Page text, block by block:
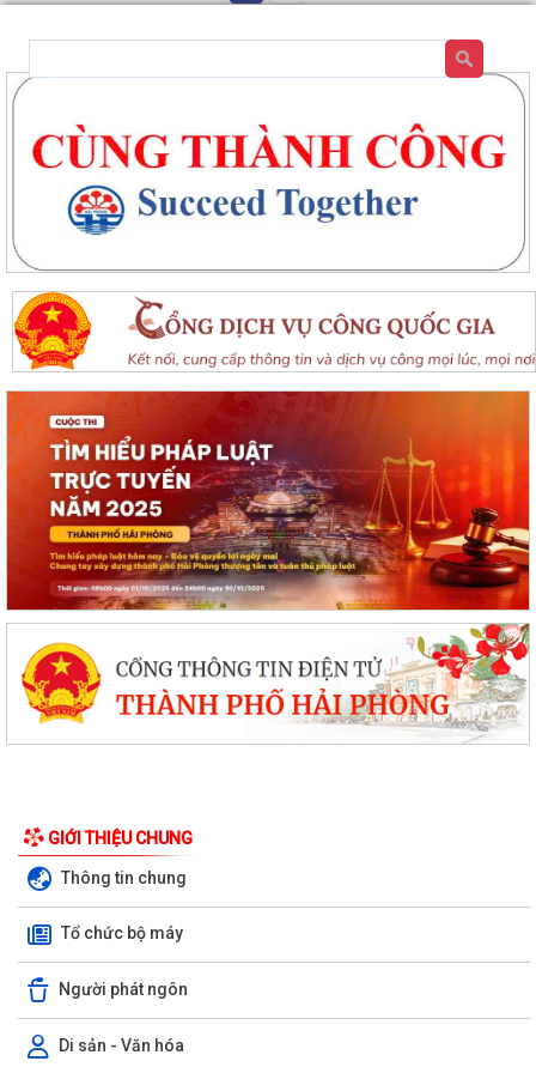
GIỚI THIỆU CHUNG
Thông tin chung
Tổ chức bộ máy
Người phát ngôn
Di sản - Văn hóa
Đội tuyển Hải Phòng đoạt giải A Hội thi lực lượng tham gia bảo vệ an
KINH MÔN: SÔI NỔI CHƯƠNG TRÌNH ENGLISH FESTIVAL 2026
UBND phường Kinh Môn họp đẩy nhanh tiến độ giải phóng mặt bằng
các dự án